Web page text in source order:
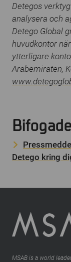
Detegos
analysera och
Detego Global
huvudkontor
ytterligare
Arabemiraten,
Detego kring
MSAB is a world